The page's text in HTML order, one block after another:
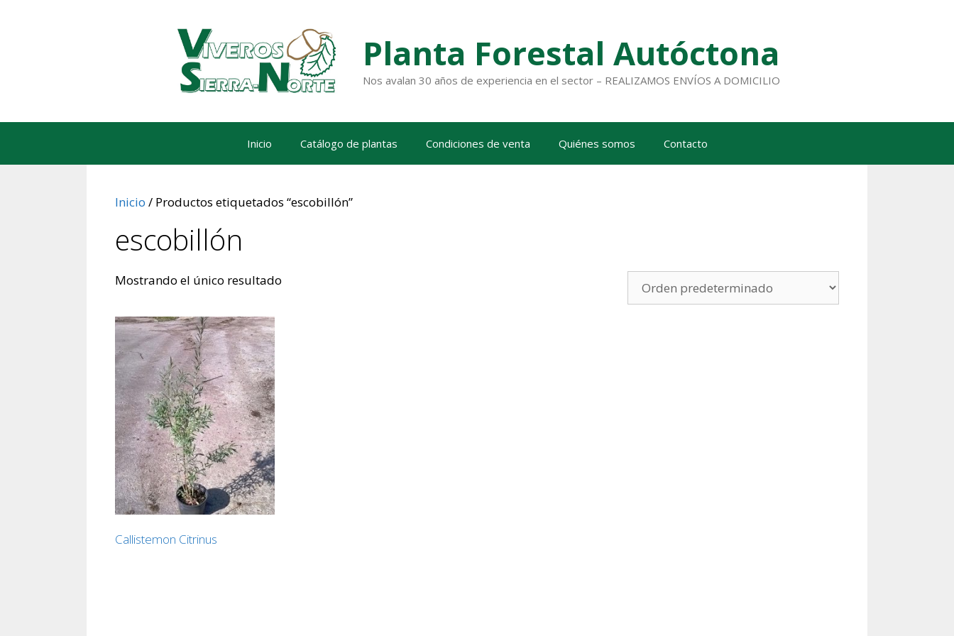
Planta Forestal Autóctona
Nos avalan 30 años de experiencia en el sector – REALIZAMOS ENVÍOS A DOMICILIO
Inicio Catálogo de plantas Condiciones de venta Quiénes somos Contacto
Inicio / Productos etiquetados “escobillón”
escobillón
Mostrando el único resultado
Callistemon Citrinus